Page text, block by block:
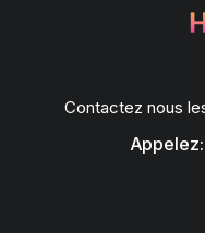
Contactez nous